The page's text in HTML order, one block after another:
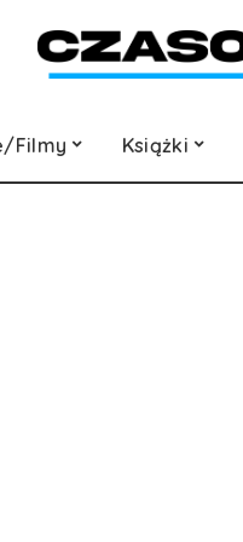
Filmy Książki